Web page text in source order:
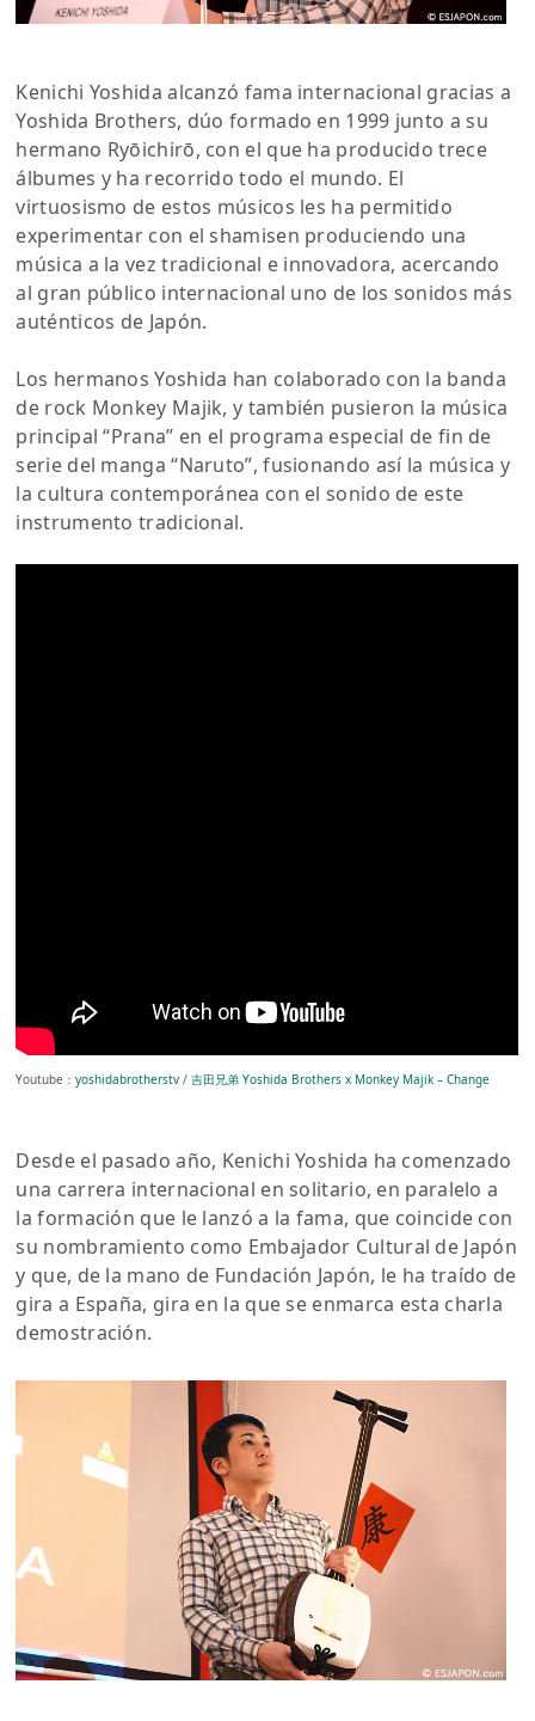
Kenichi Yoshida alcanzó fama internacional gracias a
Yoshida Brothers, dúo formado en 1999 junto a su
hermano Ryōichirō, con el que ha producido trece
álbumes y ha recorrido todo el mundo. El
virtuosismo de estos músicos les ha permitido
experimentar con el shamisen produciendo una
música a la vez tradicional e innovadora, acercando
al gran público internacional uno de los sonidos más
auténticos de Japón.
Los hermanos Yoshida han colaborado con la banda
de rock Monkey Majik, y también pusieron la música
principal “Prana” en el programa especial de fin de
serie del manga “Naruto”, fusionando así la música y
la cultura contemporánea con el sonido de este
instrumento tradicional.
Youtube：yoshidabrotherstv /吉田兄弟 Yoshida Brothers x Monkey Majik – Change
Desde el pasado año, Kenichi Yoshida ha comenzado
una carrera internacional en solitario, en paralelo a
la formación que le lanzó a la fama, que coincide con
su nombramiento como Embajador Cultural de Japón
y que, de la mano de Fundación Japón, le ha traído de
gira a España, gira en la que se enmarca esta charla
demostración.